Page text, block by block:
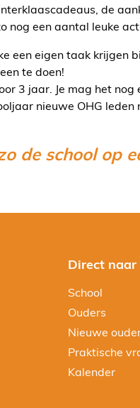
de
nog een aantal leuke
een eigen taak krijgen
te doen!
3 jaar. Je mag het
nieuwe OHG
de school op
Direct naar
School
Ouders
Nieuwe
Praktische
Kalender